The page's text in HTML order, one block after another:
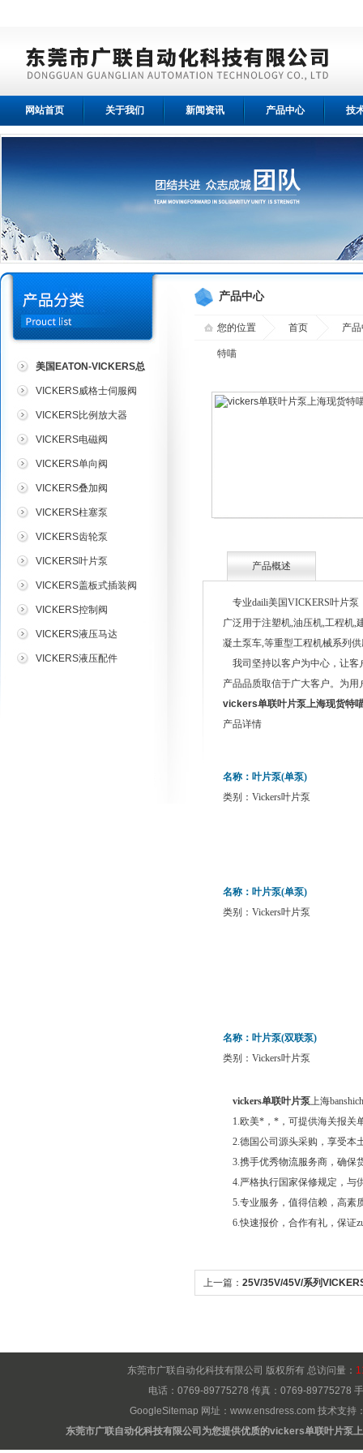
网站首页 关于我们 新闻资讯 产品中心 技
美国EATON-VICKERS总
代理
VICKERS威格士伺服阀
VICKERS比例放大器
VICKERS电磁阀
VICKERS单向阀
VICKERS叠加阀
VICKERS柱塞泵
VICKERS齿轮泵
VICKERS叶片泵
VICKERS盖板式插装阀
VICKERS控制阀
VICKERS液压马达
VICKERS液压配件
产品中心
您的位置 首页 产
特喵
产品概述
专业daili美国VICKERS叶片泵
广泛用于注塑机,油压机,工程机,
凝土泵车,等重型工程机械系列
我司坚持以客户为中心，让客
产品品质取信于广大客户。为用
vickers单联叶片泵上海现货特
产品详情
名称：叶片泵(单泵)
类别：Vickers叶片泵
名称：叶片泵(单泵)
类别：Vickers叶片泵
名称：叶片泵(双联泵)
类别：Vickers叶片泵
vickers单联叶片泵上海
1.欧美*，*，可提供海关报关
2.德国公司源头采购，享受本
3.携手优秀物流服务商，确保
4.严格执行国家保修规定，与
5.专业服务，值得信赖，高素
6.快速报价，合作有礼，保证
上一篇： 25V/35V/45V/系列
东莞市广联自动化科技有限公司 版权所有 总访问量：
电话：0769-89775278 传真：0769-89775278
GoogleSitemap 网址： www.ensdress.com 技术支持
东莞市广联自动化科技有限公司为您提供优质的vickers单联叶片泵